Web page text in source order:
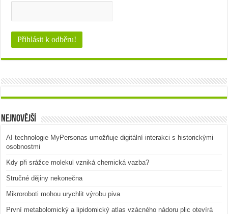
Nejnovější
AI technologie MyPersonas umožňuje digitální interakci s historickými
osobnostmi
Kdy při srážce molekul vzniká chemická vazba?
Stručné dějiny nekonečna
Mikroroboti mohou urychlit výrobu piva
První metabolomický a lipidomický atlas vzácného nádoru plic otevírá